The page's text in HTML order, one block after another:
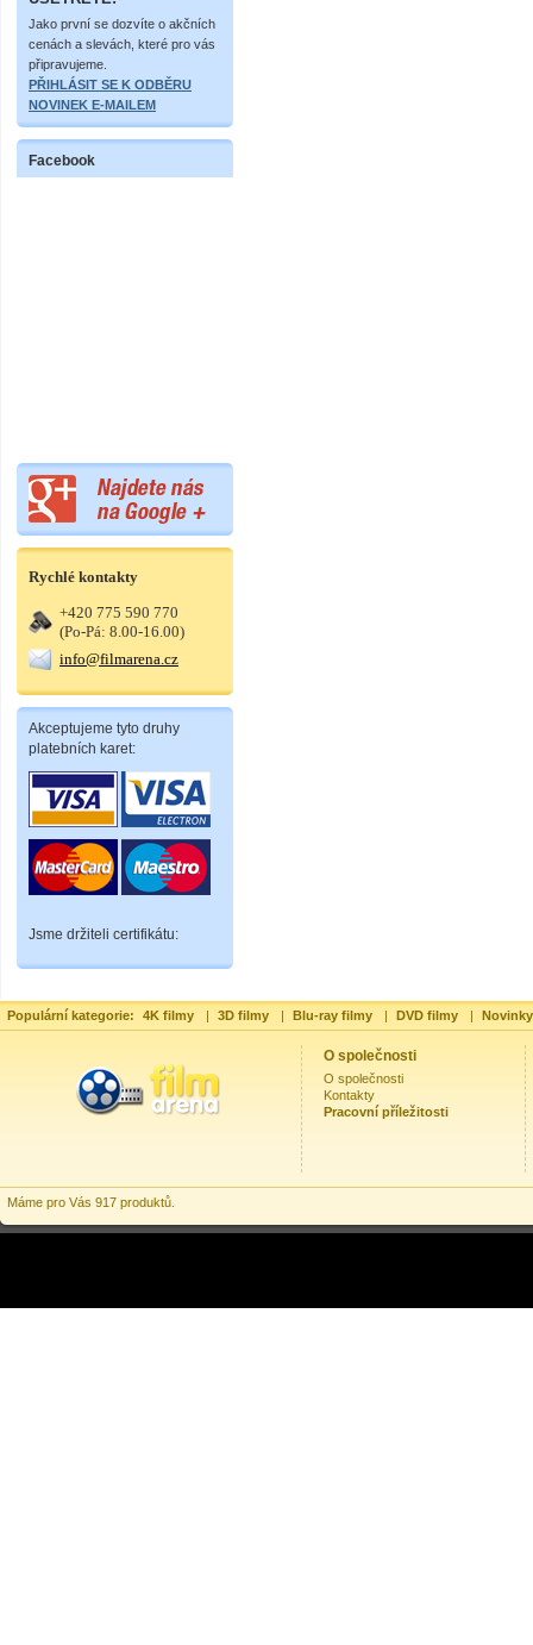
Jako první se dozvíte o akčních
cenách a slevách, které pro vás
připravujeme.
PŘIHLÁSIT SE K ODBĚRU
NOVINEK E-MAILEM
Facebook
Rychlé kontakty
+420 775 590 770
(Po-Pá: 8.00-16.00)
info@filmarena.cz
Akceptujeme tyto druhy
platebních karet:
Jsme držiteli certifikátu:
Populární kategorie: 4K filmy | 3D filmy | Blu-ray filmy | DVD filmy |
O společnosti
O společnosti
Kontakty
Pracovní příležitosti
Máme pro Vás 917 produktů.